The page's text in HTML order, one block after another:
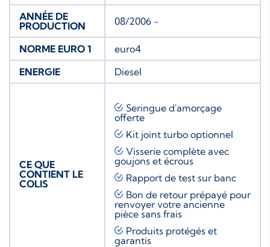
ANNÉE DE
PRODUCTION
08/2006 -
NORME EURO 1
euro4
ENERGIE
Diesel
CE QUE
CONTIENT LE
COLIS
Seringue d'amorçage
offerte
Kit joint turbo optionnel
Visserie complète avec
goujons et écrous
Rapport de test sur banc
Bon de retour prépayé pour
renvoyer votre ancienne
pièce sans frais
Produits protégés et
garantis